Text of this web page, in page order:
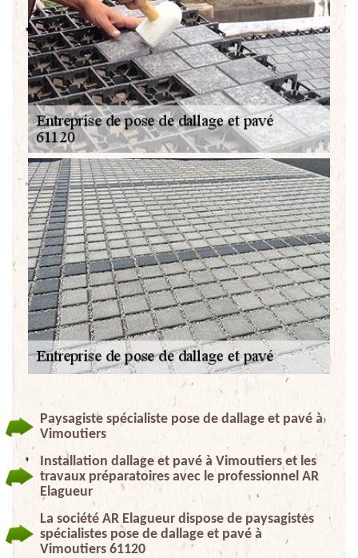
Paysagiste spécialiste pose de dallage et pavé à
Vimoutiers
Installation dallage et pavé à Vimoutiers et les
travaux préparatoires avec le professionnel AR
Elagueur
La société AR Elagueur dispose de paysagistes
spécialistes pose de dallage et pavé à
Vimoutiers 61120